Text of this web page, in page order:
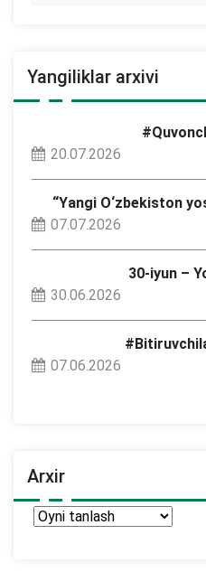
Yangiliklar arxivi
20.07.2026
“Yangi O‘zbekiston
07.07.2026
30-iyun –
30.06.2026
07.06.2026
Arxir
Arxir